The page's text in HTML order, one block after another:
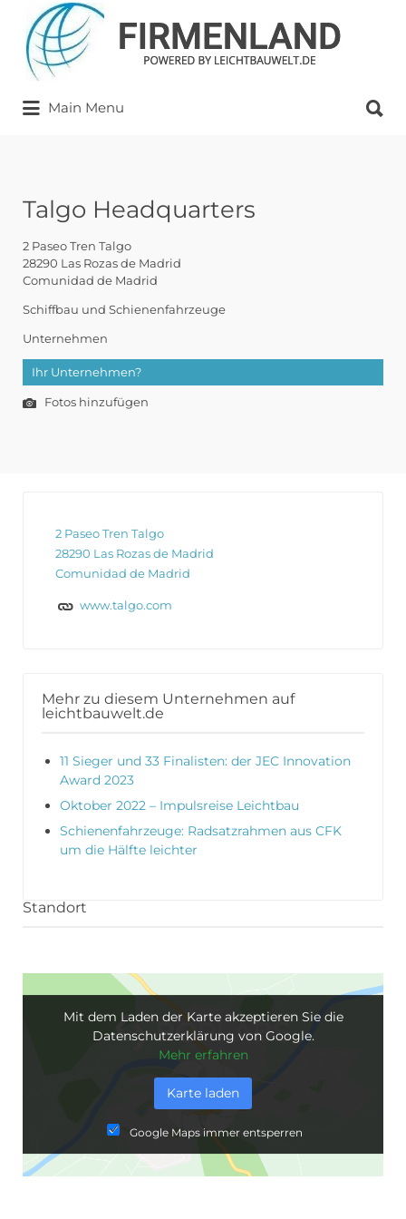
Suchen
nach:
Main Menu
nach:
Talgo Headquarters
2 Paseo Tren Talgo
28290 Las Rozas de Madrid
Comunidad de Madrid
Schiffbau und Schienenfahrzeuge
Unternehmen
Ihr Unternehmen?
Fotos hinzufügen
2 Paseo Tren Talgo
28290 Las Rozas de Madrid
Comunidad de Madrid
www.talgo.com
Mehr zu diesem Unternehmen auf
leichtbauwelt.de
11 Sieger und 33 Finalisten: der JEC Innovation
Award 2023
Oktober 2022 – Impulsreise Leichtbau
Schienenfahrzeuge: Radsatzrahmen aus CFK
um die Hälfte leichter
Standort
Mit dem Laden der Karte akzeptieren Sie die
Datenschutzerklärung von Google.
Mehr erfahren
Karte laden
Google Maps immer entsperren